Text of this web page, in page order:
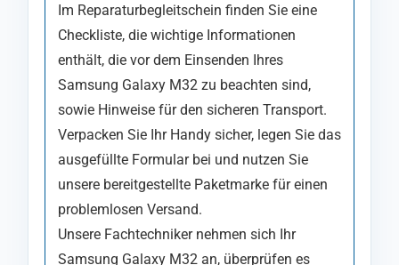
Im Reparaturbegleitschein finden Sie eine
Checkliste, die wichtige Informationen
enthält, die vor dem Einsenden Ihres
Samsung Galaxy M32 zu beachten sind,
sowie Hinweise für den sicheren Transport.
Verpacken Sie Ihr Handy sicher, legen Sie das
ausgefüllte Formular bei und nutzen Sie
unsere bereitgestellte Paketmarke für einen
problemlosen Versand.
Unsere Fachtechniker nehmen sich Ihr
Samsung Galaxy M32 an, überprüfen es